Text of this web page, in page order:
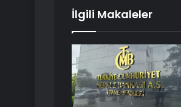
İlgili Makaleler